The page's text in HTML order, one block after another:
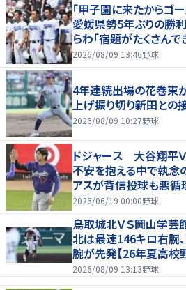
「甲子園に来たからゴ
愛媛県勢5年ぶりの勝
らわ「宿題がたくさんで
2026/08/09 13:46野球
4年連続出場の花巻東
上げ振り切り新田との
2026/08/09 10:27野球
ドジャース 大谷翔平
不安を抱える中で執
アスが背信投球も悪
もリード守る
2026/06/19 00:00野球
鳥取城北ＶＳ岡山学芸
北は最速146キロ右腕
腕が先発【26年夏高校
2026/08/09 13:13野球